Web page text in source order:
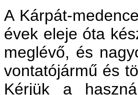
A Kárpát-
évek eleje óta
meglévő, és
vontatójármű és
Kérjük a